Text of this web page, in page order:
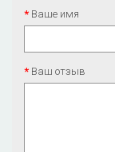
Ваше имя
Ваш отзыв